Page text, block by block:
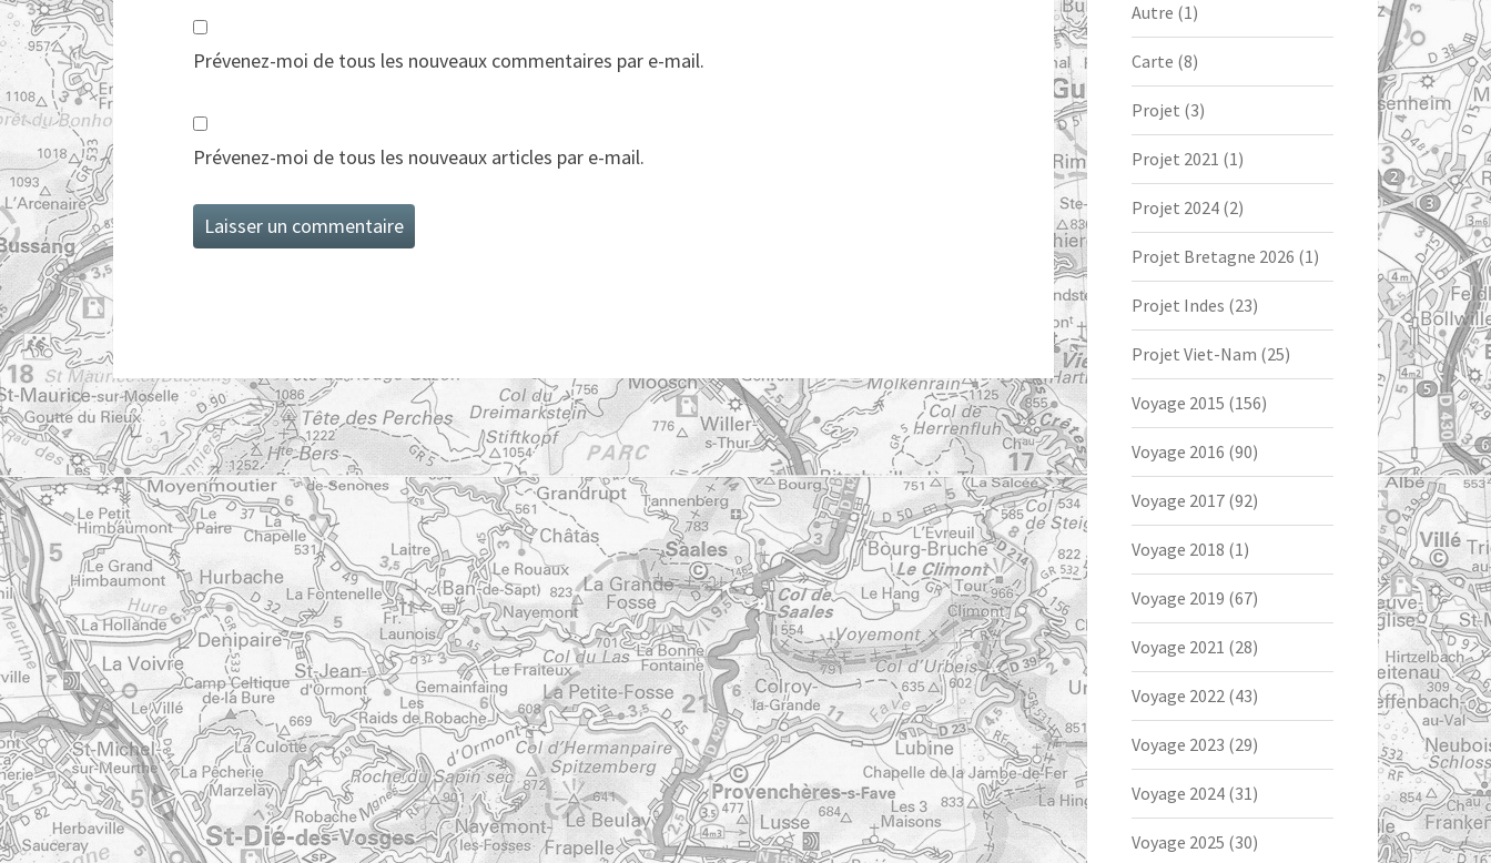
Prévenez-moi de tous les nouveaux commentaires par e-mail.
Prévenez-moi de tous les nouveaux articles par e-mail.
Autre (1)
Carte (8)
Projet (3)
Projet 2021 (1)
Projet 2024(2)
Projet Bretagne 2026 (1)
Projet Indes (23)
Projet Viet-Nam (25)
Voyage 2015 (156)
Voyage 2016 (90)
Voyage 2017(92)
Voyage 2018 (1)
Voyage 2019 (67)
Voyage 2021 (28)
Voyage 2022(43)
Voyage 2023 (29)
Voyage 2024(31)
Voyage 2025 (30)